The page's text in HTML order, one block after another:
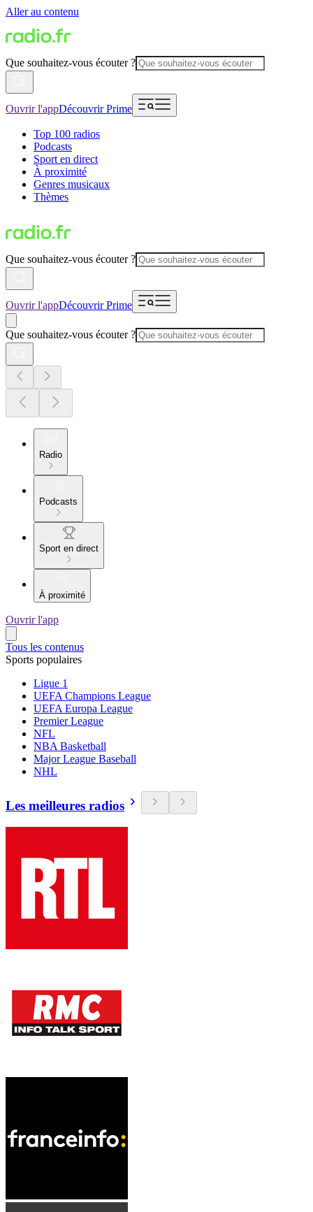
Aller au contenu
Que souhaitez-vous écouter ?
Ouvrir l'appDécouvrir Prime
Top 100 radios
Podcasts
Sport en direct
À proximité
Genres musicaux
Thèmes
Que souhaitez-vous écouter ?
Ouvrir l'appDécouvrir Prime
Que souhaitez-vous écouter ?
Radio
Podcasts
Sport en direct
À proximité
Ouvrir l'app
Tous les contenus
Sports populaires
Ligue 1
UEFA Champions League
UEFA Europa League
Premier League
NFL
NBA Basketball
Major League Baseball
NHL
Les meilleures radios